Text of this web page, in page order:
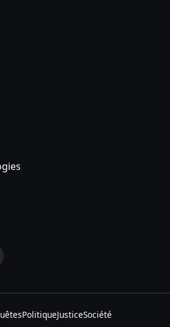
PolitiqueJusticeSociété